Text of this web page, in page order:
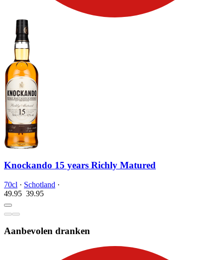
Knockando 15 years Richly Matured
70cl · Schotland ·
49.95 39.95
Aanbevolen dranken